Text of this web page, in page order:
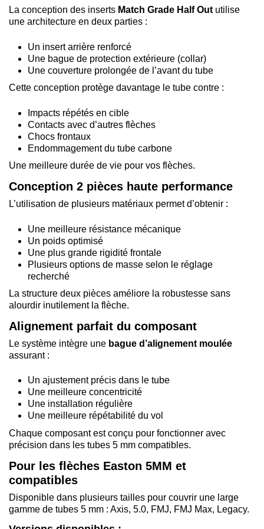
La conception des inserts Match Grade Half Oututilise
une architecture en deux parties :
Un insert arrière renforcé
Une bague de protection extérieure (collar)
Une couverture prolongée de l’avant du tube
Cette conception protège davantage le tube contre :
Impacts répétés en cible
Contacts avec d’autres flèches
Chocs frontaux
Endommagement du tube carbone
Une meilleure durée de vie pour vos flèches.
Conception 2 pièces haute performance
L’utilisation de plusieurs matériaux permet d’obtenir :
Une meilleure résistance mécanique
Un poids optimisé
Une plus grande rigidité frontale
Plusieurs options de masse selon le réglage
recherché
La structure deux pièces améliore la robustesse sans
alourdir inutilement la flèche.
Alignement parfait du composant
Le système intègre une bague d’alignement moulée
assurant :
Un ajustement précis dans le tube
Une meilleure concentricité
Une installation régulière
Une meilleure répétabilité du vol
Chaque composant est conçu pour fonctionner avec
précision dans les tubes 5 mm compatibles.
Pour les flèches Easton 5MM et
compatibles
Disponible dans plusieurs tailles pour couvrir une large
gamme de tubes 5 mm : Axis, 5.0, FMJ, FMJ Max, Legacy.